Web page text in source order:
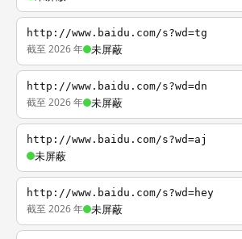
http://www.baidu.com/s?wd=tg
截至 2026 年 未屏蔽
http://www.baidu.com/s?wd=dn
截至 2026 年 未屏蔽
http://www.baidu.com/s?wd=aj
未屏蔽
http://www.baidu.com/s?wd=hey
截至 2026 年 未屏蔽